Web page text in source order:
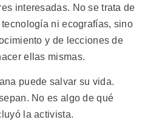
interesadas. No se trata de
ni ecografías, sino
y de lecciones de
ellas mismas.
puede salvar su vida.
No es algo de qué
la activista.